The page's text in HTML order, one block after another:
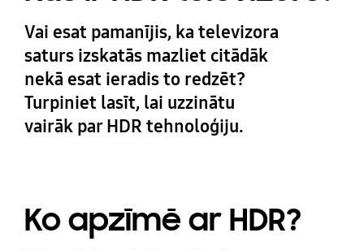
Vai esat pamanījis, ka televizora
saturs izskatās mazliet citādāk
nekā esat ieradis to redzēt?
Turpiniet lasīt, lai uzzinātu
vairāk par HDR tehnoloģiju.
Ko apzīmē ar HDR?